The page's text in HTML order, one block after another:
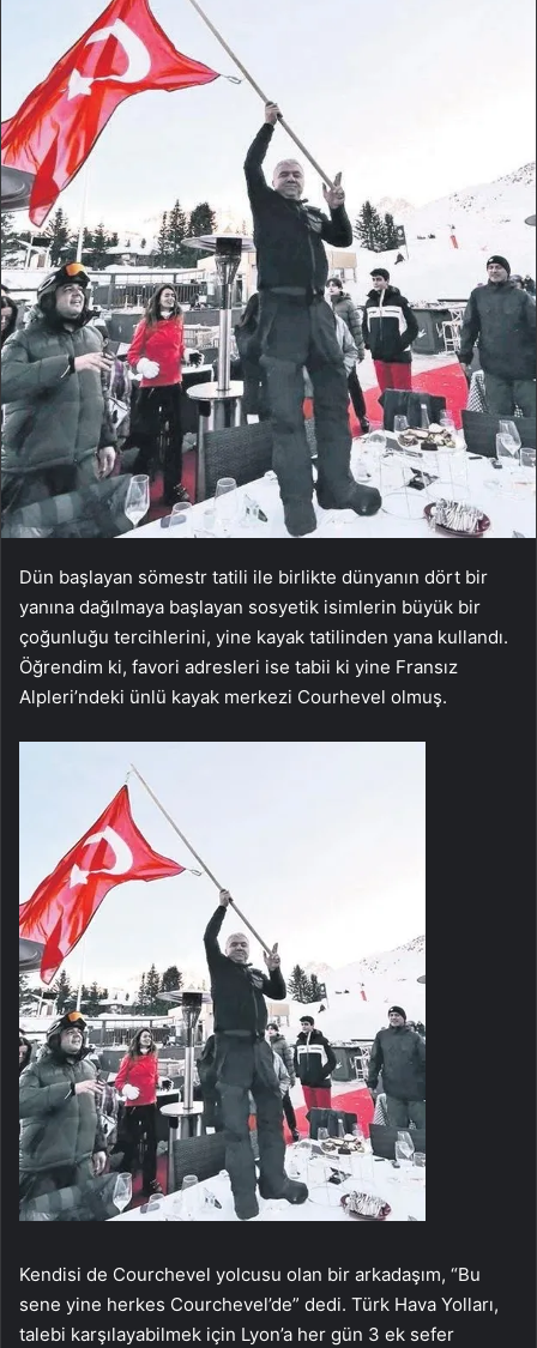
Dün başlayan sömestr tatili ile birlikte dünyanın dört bir
yanına dağılmaya başlayan sosyetik isimlerin büyük bir
çoğunluğu tercihlerini, yine kayak tatilinden yana kullandı.
Öğrendim ki, favori adresleri ise tabii ki yine Fransız
Alpleri’ndeki ünlü kayak merkezi Courhevel olmuş.
Kendisi de Courchevel yolcusu olan bir arkadaşım, “Bu
sene yine herkes Courchevel’de” dedi. Türk Hava Yolları,
talebi karşılayabilmek için Lyon’a her gün 3 ek sefer